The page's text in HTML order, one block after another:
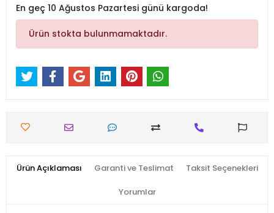
En geç 10 Ağustos Pazartesi günü kargoda!
Ürün stokta bulunmamaktadır.
Ürün Açıklaması Garanti ve Teslimat Taksit Seçenekleri
Yorumlar